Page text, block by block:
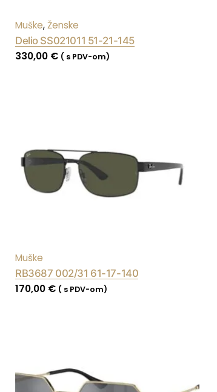
Muške,Ženske
Delio SS021011 51-21-145
330,00 € ( s PDV-om)
Muške
RB3687 002/31 61-17-140
170,00 € ( s PDV-om)